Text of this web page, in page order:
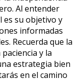
Al entender
es su objetivo y
informadas
Recuerda que la
y la
estrategia bien
en el camino